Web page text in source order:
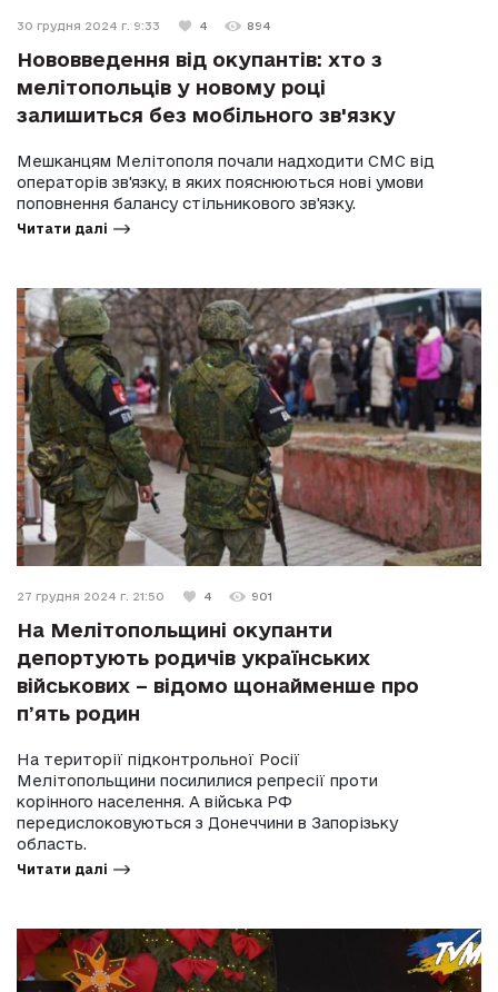
30 грудня 2024 г. 9:33 4 894
Нововведення від окупантів: хто з
мелітопольців у новому році
залишиться без мобільного зв'язку
Мешканцям Мелітополя почали надходити СМС від
операторів зв'язку, в яких пояснюються нові умови
поповнення балансу стільникового зв'язку.
Читати далі
27 грудня 2024 г. 21:50 4 901
На Мелітопольщині окупанти
депортують родичів українських
військових – відомо щонайменше про
пʼять родин
На території підконтрольної Росії
Мелітопольщини посилилися репресії проти
корінного населення. А війська РФ
передислоковуються з Донеччини в Запорізьку
область.
Читати далі